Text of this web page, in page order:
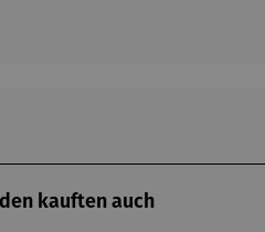
kauften auch